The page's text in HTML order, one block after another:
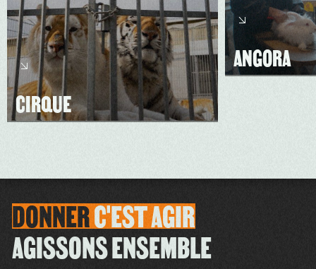
CIRQUE
ANGORA
DONNERC'ESTAGIR
AGISSONS ENSEMBLE